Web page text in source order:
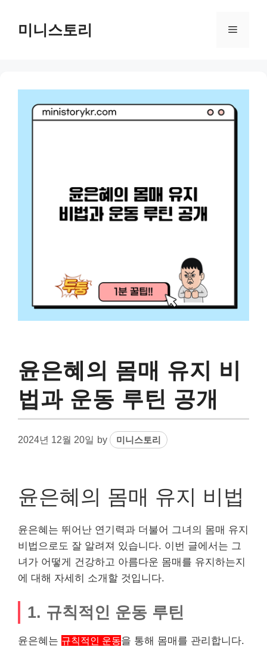
content미니스토리 Menu
윤은혜의 몸매 유지 비
법과 운동 루틴 공개
2024년 12월 20일 by 미니스토리
윤은혜의 몸매 유지 비법
윤은혜는 뛰어난 연기력과 더불어 그녀의 몸매 유지
비법으로도 잘 알려져 있습니다. 이번 글에서는 그
녀가 어떻게 건강하고 아름다운 몸매를 유지하는지
에 대해 자세히 소개할 것입니다.
1. 규칙적인 운동 루틴
윤은혜는 규칙적인 운동을 통해 몸매를 관리합니다.